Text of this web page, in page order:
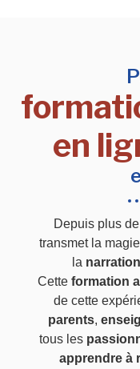
en
Depuis plus
transmet la
la
Cetteformation
de cette
parents,
tous les
apprendre à